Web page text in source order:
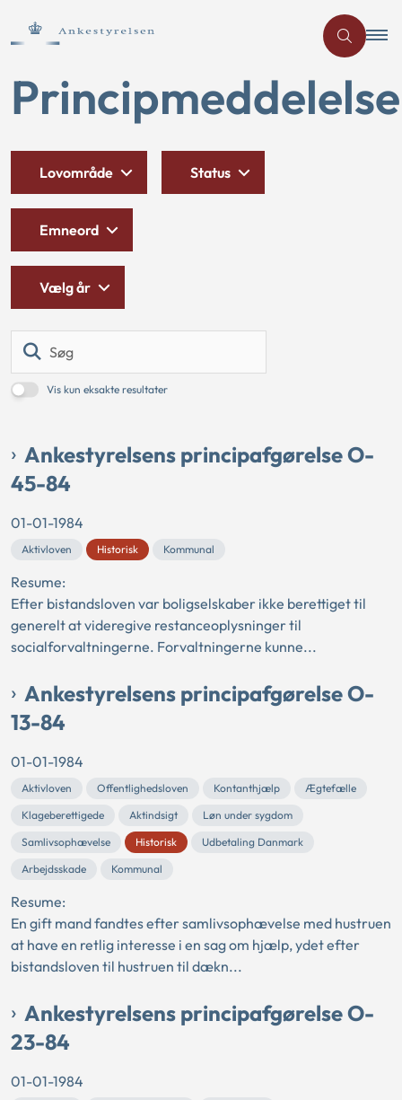
Vis kun eksakte resultater
Lovområde Status
Emneord
Vælg år
Ankestyrelsens principafgørelse O-
45-84
01-01-1984
Aktivloven Historisk Kommunal
Resume:
Efter bistandsloven var boligselskaber ikke berettiget til
generelt at videregive restanceoplysninger til
socialforvaltningerne. Forvaltningerne kunne...
Ankestyrelsens principafgørelse O-
13-84
01-01-1984
Aktivloven Offentlighedsloven Kontanthjælp
Ægtefælle
Klageberettigede
Aktindsigt
Løn under sygdom
Samlivsophævelse
Historisk
Udbetaling Danmark
Arbejdsskade
Kommunal
Resume:
En gift mand fandtes efter samlivsophævelse med hustruen
at have en retlig interesse i en sag om hjælp, ydet efter
bistandsloven til hustruen til dækn...
Ankestyrelsens principafgørelse O-
23-84
01-01-1984